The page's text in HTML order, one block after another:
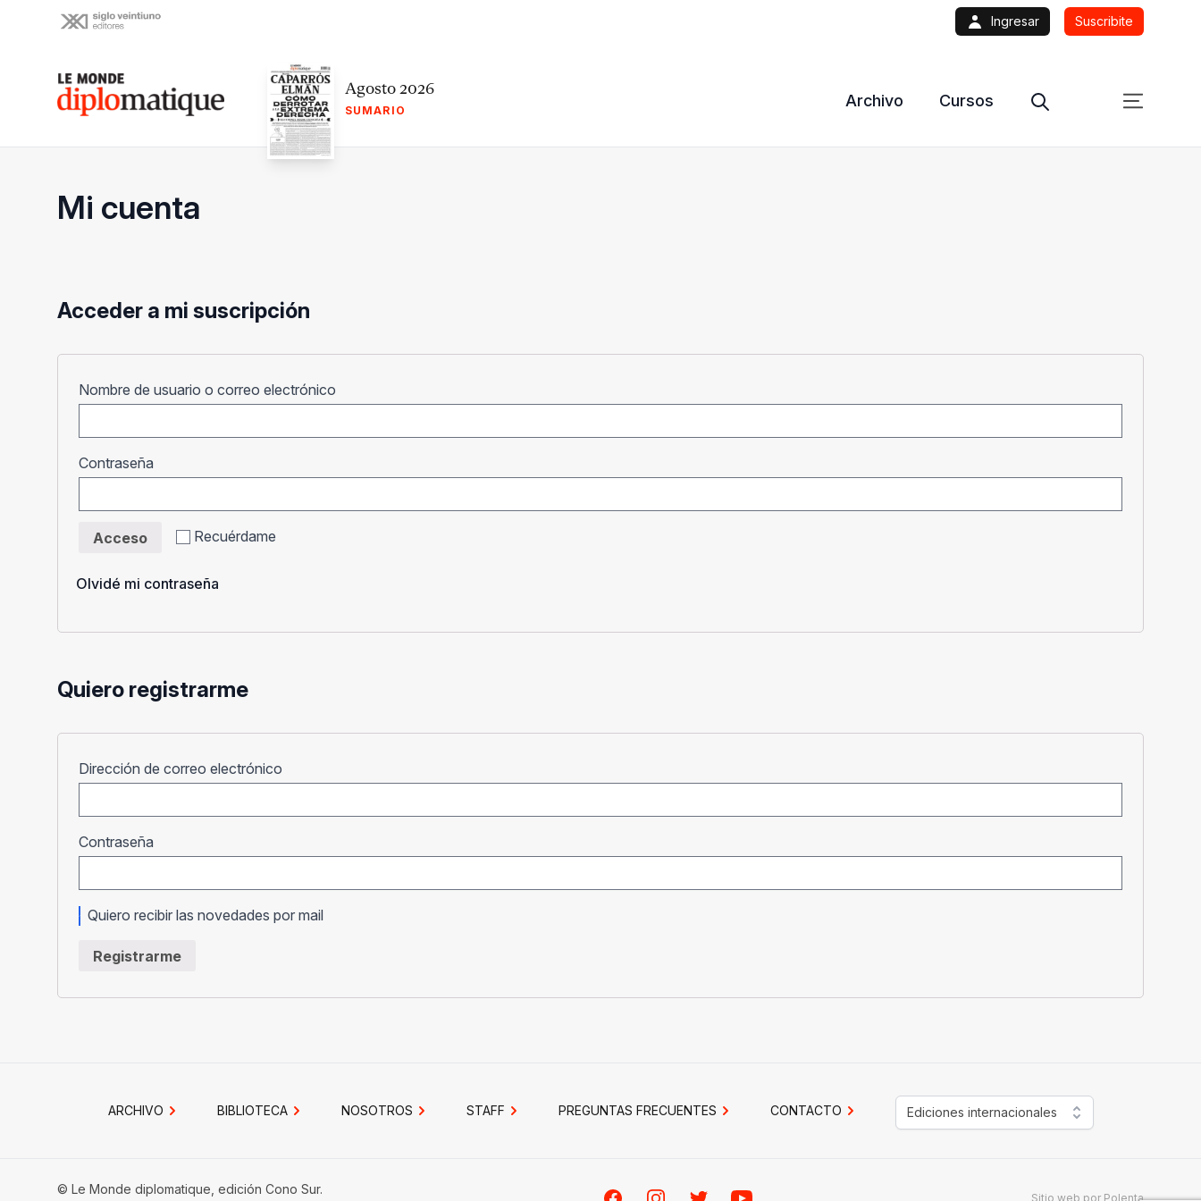
Ingresar Suscribite
Le monde diplomatique Agosto 2026
SUMARIO
Archivo Cursos
Mi cuenta
Acceder a mi suscripción
Nombre de usuario o correo electrónico
Contraseña
Recuérdame
Acceso
Olvidé mi contraseña
Quiero registrarme
Dirección de correo electrónico
Contraseña
Quiero recibir las novedades por mail
Registrarme
ARCHIVO BIBLIOTECA NOSOTROS STAFF PREGUNTAS FRECUENTES CONTACTO Ediciones internacionales
© Le Monde diplomatique, edición Cono Sur.
Sitio web por Polenta